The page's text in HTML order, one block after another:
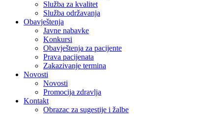
Služba za kvalitet
Služba održavanja
Obavještenja
Javne nabavke
Konkursi
Obavještenja za pacijente
Prava pacijenata
Zakazivanje termina
Novosti
Novosti
Promocija zdravlja
Kontakt
Obrazac za sugestije i žalbe